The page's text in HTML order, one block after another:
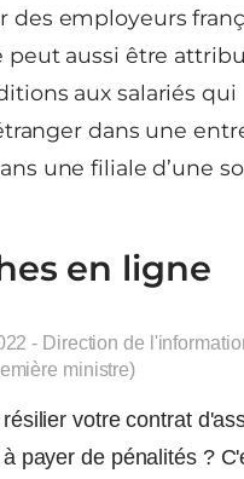
des employeurs
peut aussi être
aux salariés qui
dans une
une filiale d’une
en ligne
- Direction de
ministre)
votre contrat
payer de pénalités ?